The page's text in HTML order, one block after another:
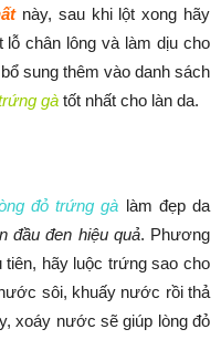
này, sau khi lột xong hãy
chân lông và làm dịu cho
sung thêm vào danh sách
gà tốt nhất cho làn da.
đỏ trứng gà làm đẹp da
đầu đen hiệu quả. Phương
hãy luộc trứng sao cho
sôi, khuấy nước rồi thả
xoáy nước sẽ giúp lòng đỏ